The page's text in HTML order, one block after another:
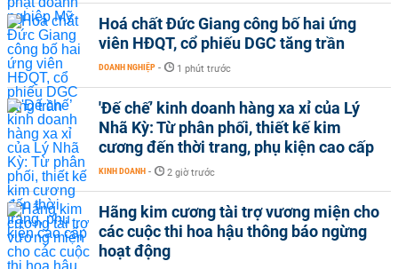
Hoá chất Đức Giang công bố hai ứng
viên HĐQT, cổ phiếu DGC tăng trần
DOANH NGHIỆP - 1 phút trước
'Đế chế’ kinh doanh hàng xa xỉ của Lý
Nhã Kỳ: Từ phân phối, thiết kế kim
cương đến thời trang, phụ kiện cao cấp
KINH DOANH - 2 giờ trước
Hãng kim cương tài trợ vương miện cho
các cuộc thi hoa hậu thông báo ngừng
hoạt động